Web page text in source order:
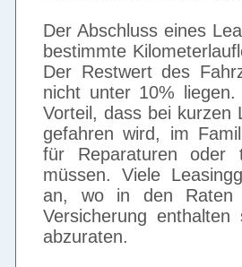
Der Abschluss eines
bestimmte
Der Restwert des
nicht unter 10%
Vorteil, dass bei kurzen
gefahren wird, im
für Reparaturen oder
müssen. Viele
an, wo in den Raten
Versicherung
abzuraten.